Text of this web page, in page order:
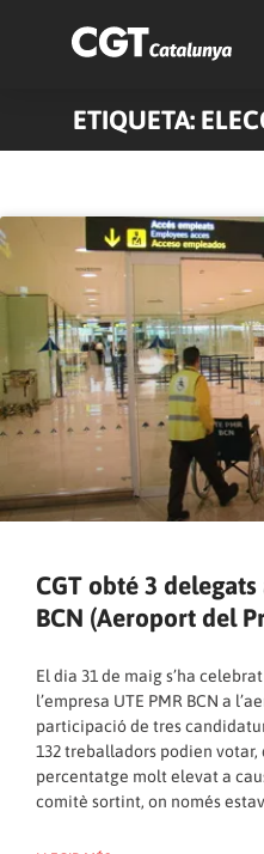
ETIQUETA:
CGT obté 3 delegats
BCN (Aeroport del
El dia 31 de maig s’ha
l’empresa UTE PMR BCN a
participació de tres
132 treballadors podien votar,
percentatge molt elevat a
comitè sortint, on només